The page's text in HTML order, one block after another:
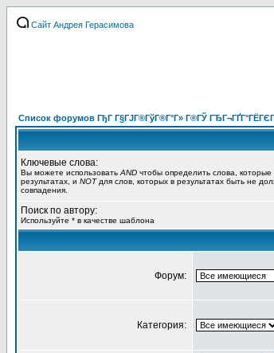
Сайт Андрея Герасимова
Список форумов ГђГ Г§ГЈГ®ГўГ®Г°Г» Г®ГЎ
Ключевые слова:
Вы можете использовать AND чтобы определить слова,
результатах, и NOTдля слов, которых в результатах быть не
совпадения.
Поиск по автору:
Используйте * в качестве шаблона
Форум:
Категория: